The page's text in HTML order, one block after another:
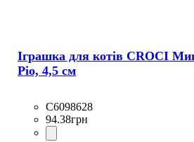
Іграшка для котів CROCI
Ріо, 4,5 см
C6098628
94.38грн